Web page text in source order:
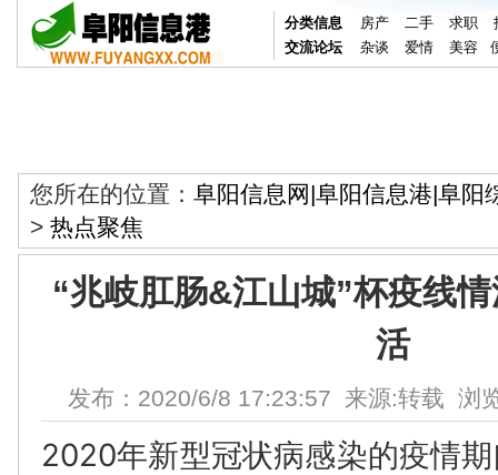
分类信息 房产 二手 求职
交流论坛
杂谈 爱情 美容
您所在的位置： 阜阳信息网|阜阳信息港|阜阳
> 热点聚焦
“兆岐肛肠&江山城”杯疫线
活
发布：2020/6/8 17:23:57 来源:转载 浏
2020年新型冠状病感染的疫情